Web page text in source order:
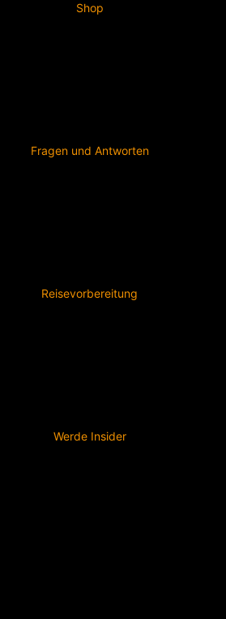
Shop
Fragen und Antworten
Reisevorbereitung
Werde Insider